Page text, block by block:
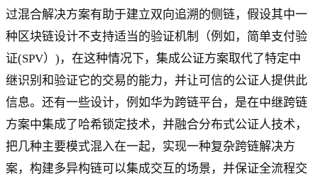
过混合解决方案有助于建立双向追溯的侧链，假设其中一
种区块链设计不支持适当的验证机制（例如，简单支付验
证(SPV）)，在这种情况下，集成公证方案取代了特定中
继识别和验证它的交易的能力，并让可信的公证人提供此
信息。还有一些设计，例如华为跨链平台，是在中继跨链
方案中集成了哈希锁定技术，并融合分布式公证人技术，
把几种主要模式混入在一起，实现一种复杂跨链解决方
案，构建多异构链可以集成交互的场景，并保证全流程交